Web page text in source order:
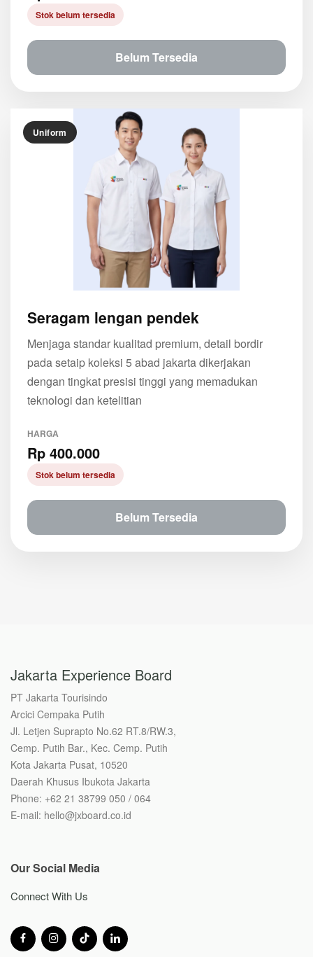
Stok belum tersedia
Belum Tersedia
Uniform
Seragam lengan pendek
Menjaga standar kualitad premium, detail bordir
pada setaip koleksi 5 abad jakarta dikerjakan
dengan tingkat presisi tinggi yang memadukan
teknologi dan ketelitian
HARGA
Rp 400.000
Stok belum tersedia
Belum Tersedia
Jakarta Experience Board
PT Jakarta Tourisindo
Arcici Cempaka Putih
Jl. Letjen Suprapto No.62 RT.8/RW.3,
Cemp. Putih Bar., Kec. Cemp. Putih
Kota Jakarta Pusat, 10520
Daerah Khusus Ibukota Jakarta
Phone: +62 21 38799 050 / 064
E-mail: hello@jxboard.co.id
Our Social Media
Connect With Us